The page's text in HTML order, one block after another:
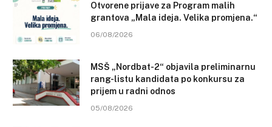
Otvorene prijave za Program malih
grantova „Mala ideja. Velika promjena.“
06/08/2026
MSŠ „Nordbat-2“ objavila preliminarnu
rang-listu kandidata po konkursu za
prijem u radni odnos
05/08/2026